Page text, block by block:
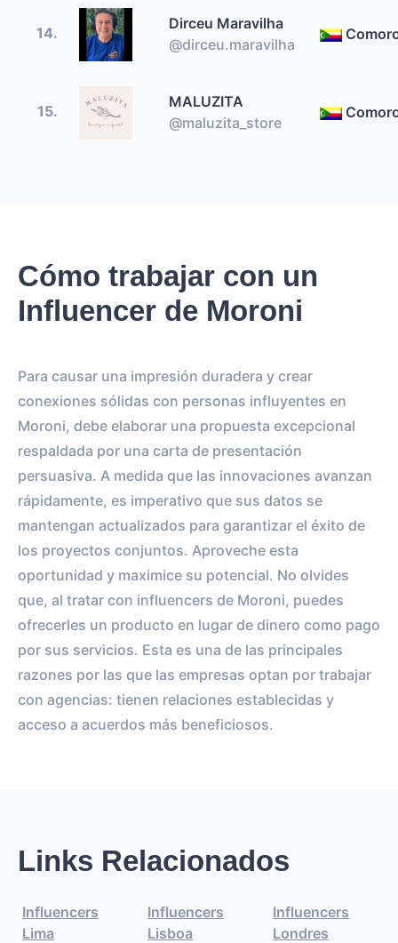
14.
Dirceu Maravilha
@dirceu.maravilha
15.
MALUZITA
@maluzita_store
Cómo trabajar con un
Influencer de Moroni
Para causar una impresión duradera y crear
conexiones sólidas con personas influyentes en
Moroni, debe elaborar una propuesta excepcional
respaldada por una carta de presentación
persuasiva. A medida que las innovaciones avanzan
rápidamente, es imperativo que sus datos se
mantengan actualizados para garantizar el éxito de
los proyectos conjuntos. Aproveche esta
oportunidad y maximice su potencial. No olvides
que, al tratar con influencers de Moroni, puedes
ofrecerles un producto en lugar de dinero como pago
por sus servicios. Esta es una de las principales
razones por las que las empresas optan por trabajar
con agencias: tienen relaciones establecidas y
acceso a acuerdos más beneficiosos.
Links Relacionados
Influencers
Lima
Influencers
Lisboa
Influencers
Londres